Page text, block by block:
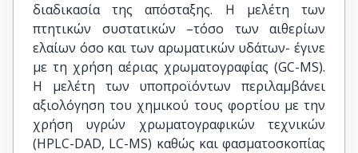
διαδικασία της απόσταξης. Η μελέτη των
πτητικών συστατικών –τόσο των αιθερίων
ελαίων όσο και των αρωματικών υδάτων- έγινε
με τη χρήση αέριας χρωματογραφίας (GC-MS).
Η μελέτη των υποπροϊόντων περιλαμβάνει
αξιολόγηση του χημικού τους φορτίου με την
χρήση υγρών χρωματογραφικών τεχνικών
(HPLC-DAD, LC-MS) καθώς και φασματοσκοπίας